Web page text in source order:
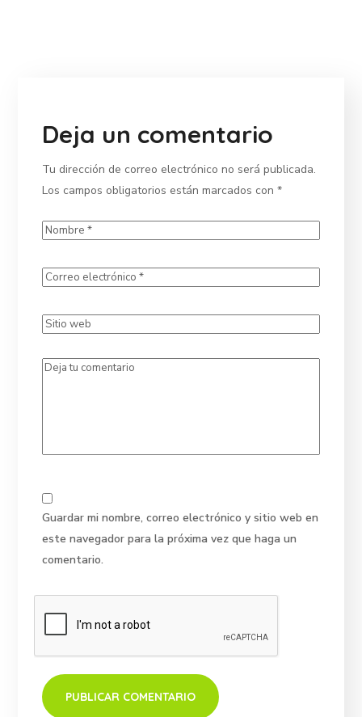
Deja un comentario
Tu dirección de correo electrónico no será publicada.
Los campos obligatorios están marcados con*
Guardar mi nombre, correo electrónico y sitio web en
este navegador para la próxima vez que haga un
comentario.